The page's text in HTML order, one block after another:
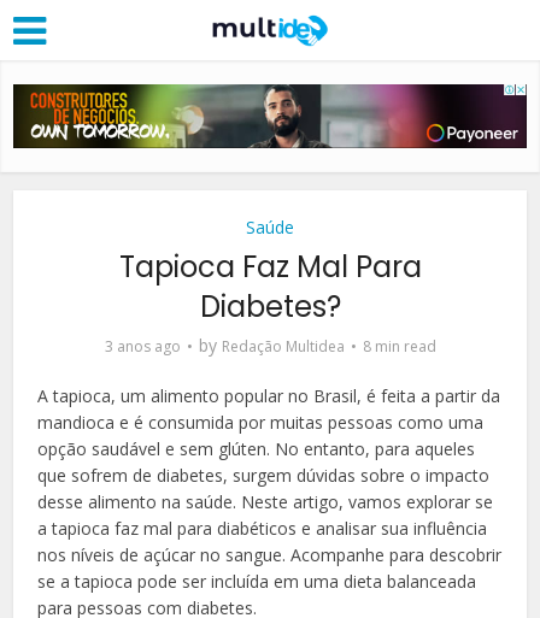
Saúde
Tapioca Faz Mal Para
Diabetes?
3 anos ago by Redação Multidea 8 min read
A tapioca, um alimento popular no Brasil, é feita a partir da
mandioca e é consumida por muitas pessoas como uma
opção saudável e sem glúten. No entanto, para aqueles
que sofrem de diabetes, surgem dúvidas sobre o impacto
desse alimento na saúde. Neste artigo, vamos explorar se
a tapioca faz mal para diabéticos e analisar sua influência
nos níveis de açúcar no sangue. Acompanhe para descobrir
se a tapioca pode ser incluída em uma dieta balanceada
para pessoas com diabetes.